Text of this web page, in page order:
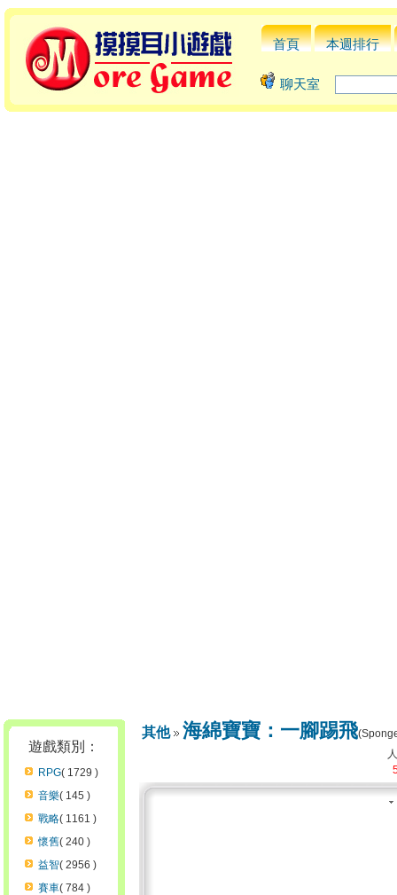
首頁 本週排行
聊天室
遊戲類別：
RPG( 1729 )
音樂( 145 )
戰略( 1161 )
懷舊( 240 )
益智( 2956 )
賽車( 784 )
其他 海綿寶寶：一腳踢飛